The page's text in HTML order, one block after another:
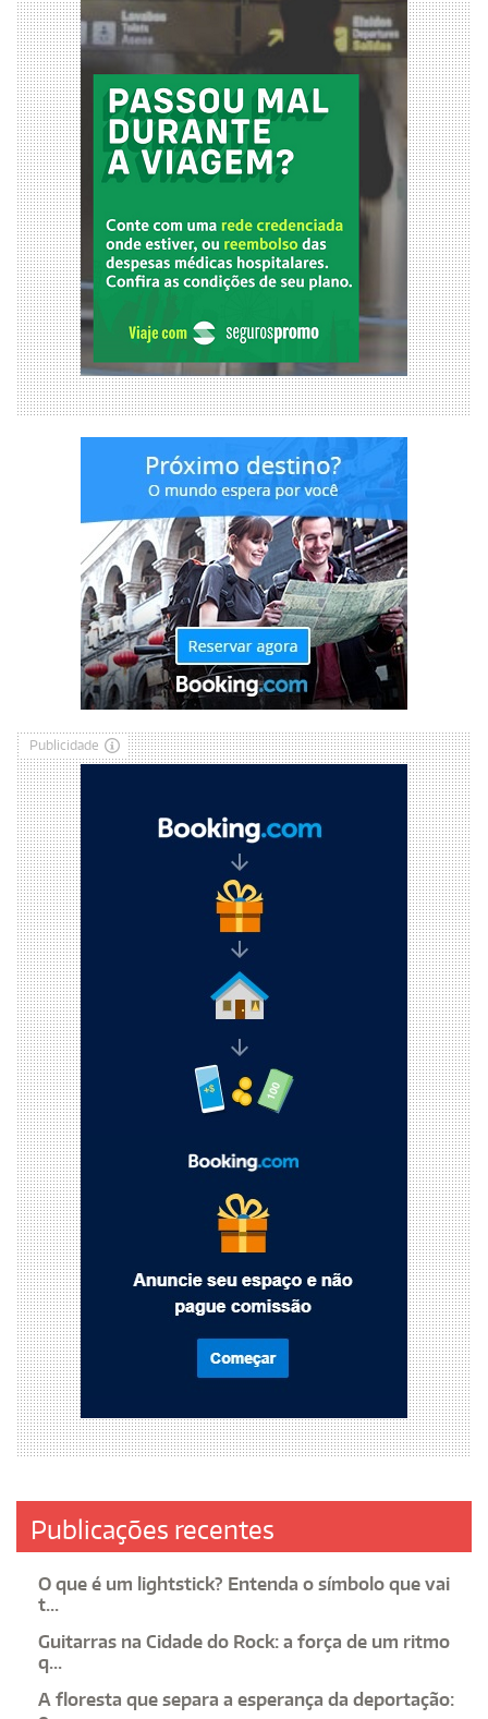
Publicidade
Publicações recentes
O que é um lightstick? Entenda o símbolo que vai
t...
Guitarras na Cidade do Rock: a força de um ritmo
q...
A floresta que separa a esperança da deportação: